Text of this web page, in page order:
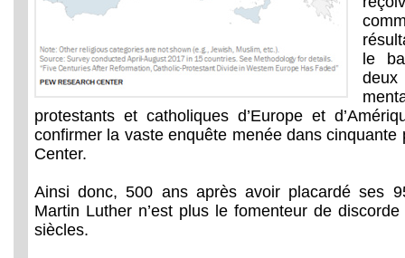
le
protestants et catholiques d’Europe et
confirmer la vaste enquête menée dans cinquante
Center.
Ainsi donc, 500 ans après avoir placardé ses
Martin Luther n’est plus le fomenteur de
siècles.